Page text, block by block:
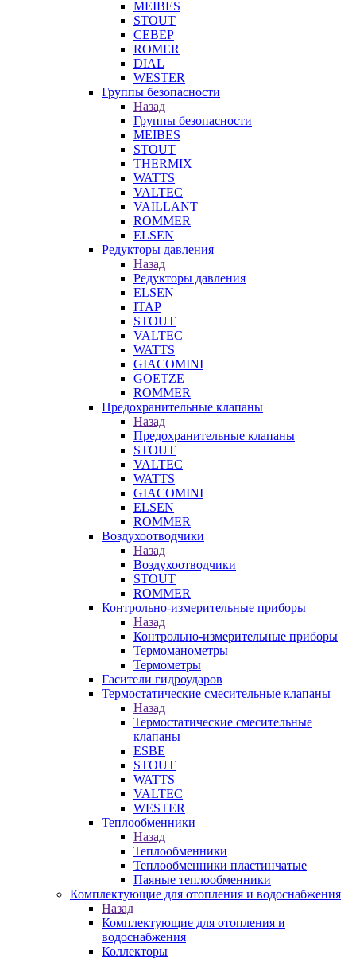
MEIBES
STOUT
СЕВЕР
ROMER
DIAL
WESTER
Группы безопасности
Назад
Группы безопасности
MEIBES
STOUT
THERMIX
WATTS
VALTEC
VAILLANT
ROMMER
ELSEN
Редукторы давления
Назад
Редукторы давления
ELSEN
ITAP
STOUT
VALTEC
WATTS
GIACOMINI
GOETZE
ROMMER
Предохранительные клапаны
Назад
Предохранительные клапаны
STOUT
VALTEC
WATTS
GIACOMINI
ELSEN
ROMMER
Воздухоотводчики
Назад
Воздухоотводчики
STOUT
ROMMER
Контрольно-измерительные приборы
Назад
Контрольно-измерительные приборы
Термоманометры
Термометры
Гасители гидроударов
Термостатические смесительные клапаны
Назад
Термостатические смесительные
клапаны
ESBE
STOUT
WATTS
VALTEC
WESTER
Теплообменники
Назад
Теплообменники
Теплообменники пластинчатые
Паяные теплообменники
Комплектующие для отопления и водоснабжения
Назад
Комплектующие для отопления и
водоснабжения
Коллекторы